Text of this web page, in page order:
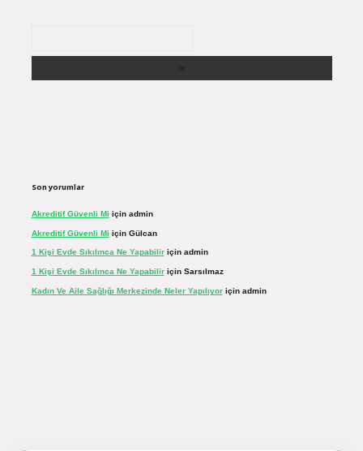
Son yorumlar
Akreditif Güvenli Mi için admin
Akreditif Güvenli Mi için Gülcan
1 Kişi Evde Sıkılınca Ne Yapabiliriçin admin
1 Kişi Evde Sıkılınca Ne Yapabiliriçin Sarsılmaz
Kadın Ve Aile Sağlığı Merkezinde Neler Yapılıyoriçin admin